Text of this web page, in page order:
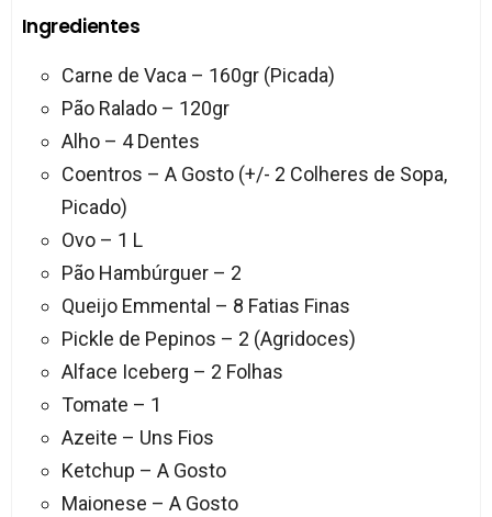
Ingredientes
Carne de Vaca – 160gr (Picada)
Pão Ralado – 120gr
Alho – 4 Dentes
Coentros – A Gosto (+/- 2 Colheres de Sopa,
Picado)
Ovo – 1 L
Pão Hambúrguer – 2
Queijo Emmental – 8 Fatias Finas
Pickle de Pepinos – 2 (Agridoces)
Alface Iceberg – 2 Folhas
Tomate – 1
Azeite – Uns Fios
Ketchup – A Gosto
Maionese – A Gosto